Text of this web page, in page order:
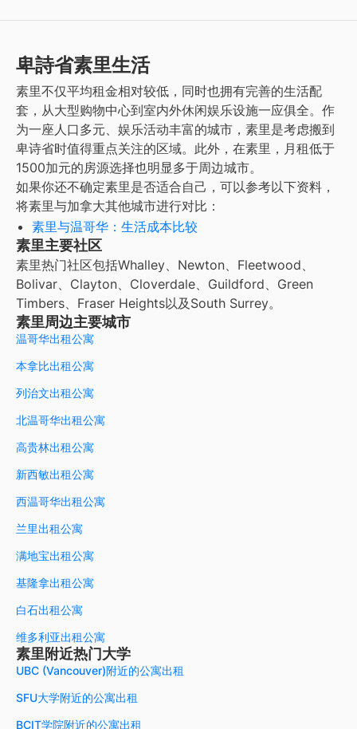
卑詩省素里生活
素里不仅平均租金相对较低，同时也拥有完善的生活配
套，从大型购物中心到室内外休闲娱乐设施一应俱全。作
为一座人口多元、娱乐活动丰富的城市，素里是考虑搬到
卑诗省时值得重点关注的区域。此外，在素里，月租低于
1500加元的房源选择也明显多于周边城市。
如果你还不确定素里是否适合自己，可以参考以下资料，
将素里与加拿大其他城市进行对比：
素里与温哥华：生活成本比较
素里主要社区
素里热门社区包括Whalley、Newton、Fleetwood、
Bolivar、Clayton、Cloverdale、Guildford、Green
Timbers、Fraser Heights以及South Surrey。
素里周边主要城市
温哥华出租公寓
本拿比出租公寓
列治文出租公寓
北温哥华出租公寓
高贵林出租公寓
新西敏出租公寓
西温哥华出租公寓
兰里出租公寓
满地宝出租公寓
基隆拿出租公寓
白石出租公寓
维多利亚出租公寓
素里附近热门大学
UBC (Vancouver)附近的公寓出租
SFU大学附近的公寓出租
BCIT学院附近的公寓出租